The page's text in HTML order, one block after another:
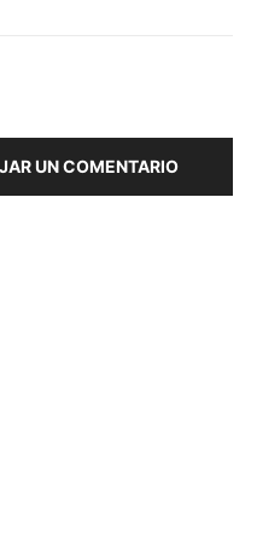
UN COMENTARIO